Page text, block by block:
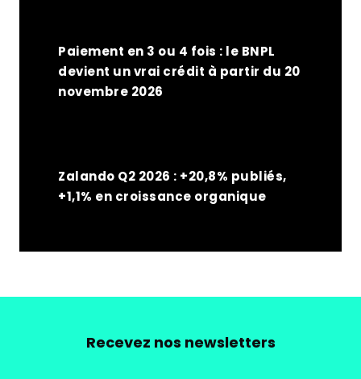
Paiement en 3 ou 4 fois : le BNPL
devient un vrai crédit à partir du 20
novembre 2026
Zalando Q2 2026 : +20,8% publiés,
+1,1% en croissance organique
Recevez nos newsletters